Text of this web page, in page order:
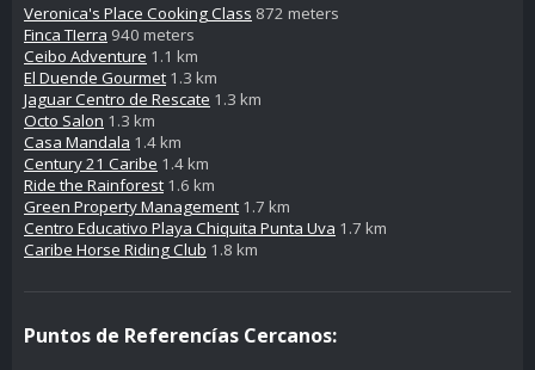
Veronica's Place Cooking Class 872 meters
Finca TIerra 940 meters
Ceibo Adventure 1.1 km
El Duende Gourmet 1.3 km
Jaguar Centro de Rescate 1.3 km
Octo Salon 1.3 km
Casa Mandala 1.4 km
Century 21 Caribe 1.4 km
Ride the Rainforest 1.6 km
Green Property Management 1.7 km
Centro Educativo Playa Chiquita Punta Uva 1.7 km
Caribe Horse Riding Club 1.8 km
Puntos de Referencías Cercanos: